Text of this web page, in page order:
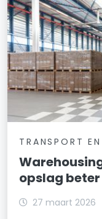
TRANSPORT
opslag
27 maart 2026